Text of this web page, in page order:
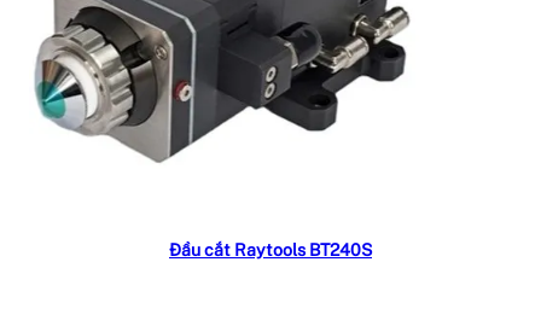
Read more
Đầu cắt Raytools BT240S